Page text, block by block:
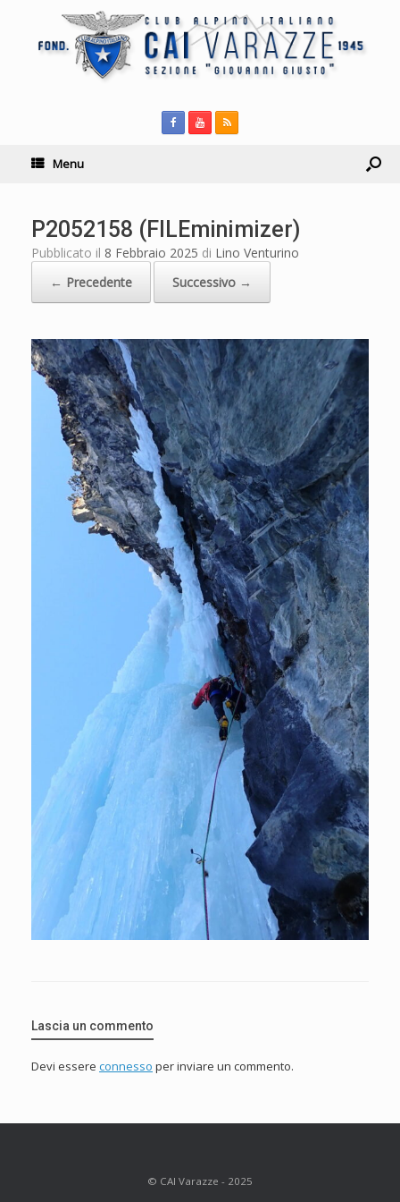
Menu
P2052158 (FILEminimizer)
Pubblicato il 8 Febbraio 2025 di Lino Venturino
← Precedente
Successivo →
Lascia un commento
Devi essere connesso per inviare un commento.
© CAI Varazze - 2025